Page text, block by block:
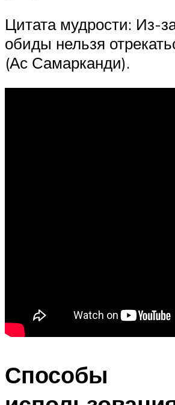
Цитата мудрости: Из-
обиды нельзя
(Ас Самарканди).
Способы